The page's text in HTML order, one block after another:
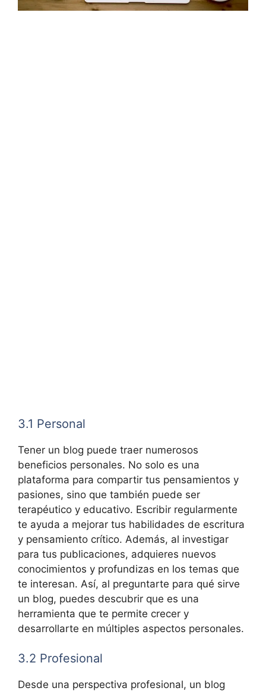
3.1 Personal
Tener un blog puede traer numerosos
beneficios personales. No solo es una
plataforma para compartir tus pensamientos y
pasiones, sino que también puede ser
terapéutico y educativo. Escribir regularmente
te ayuda a mejorar tus habilidades de escritura
y pensamiento crítico. Además, al investigar
para tus publicaciones, adquieres nuevos
conocimientos y profundizas en los temas que
te interesan. Así, al preguntarte para qué sirve
un blog, puedes descubrir que es una
herramienta que te permite crecer y
desarrollarte en múltiples aspectos personales.
3.2 Profesional
Desde una perspectiva profesional, un blog